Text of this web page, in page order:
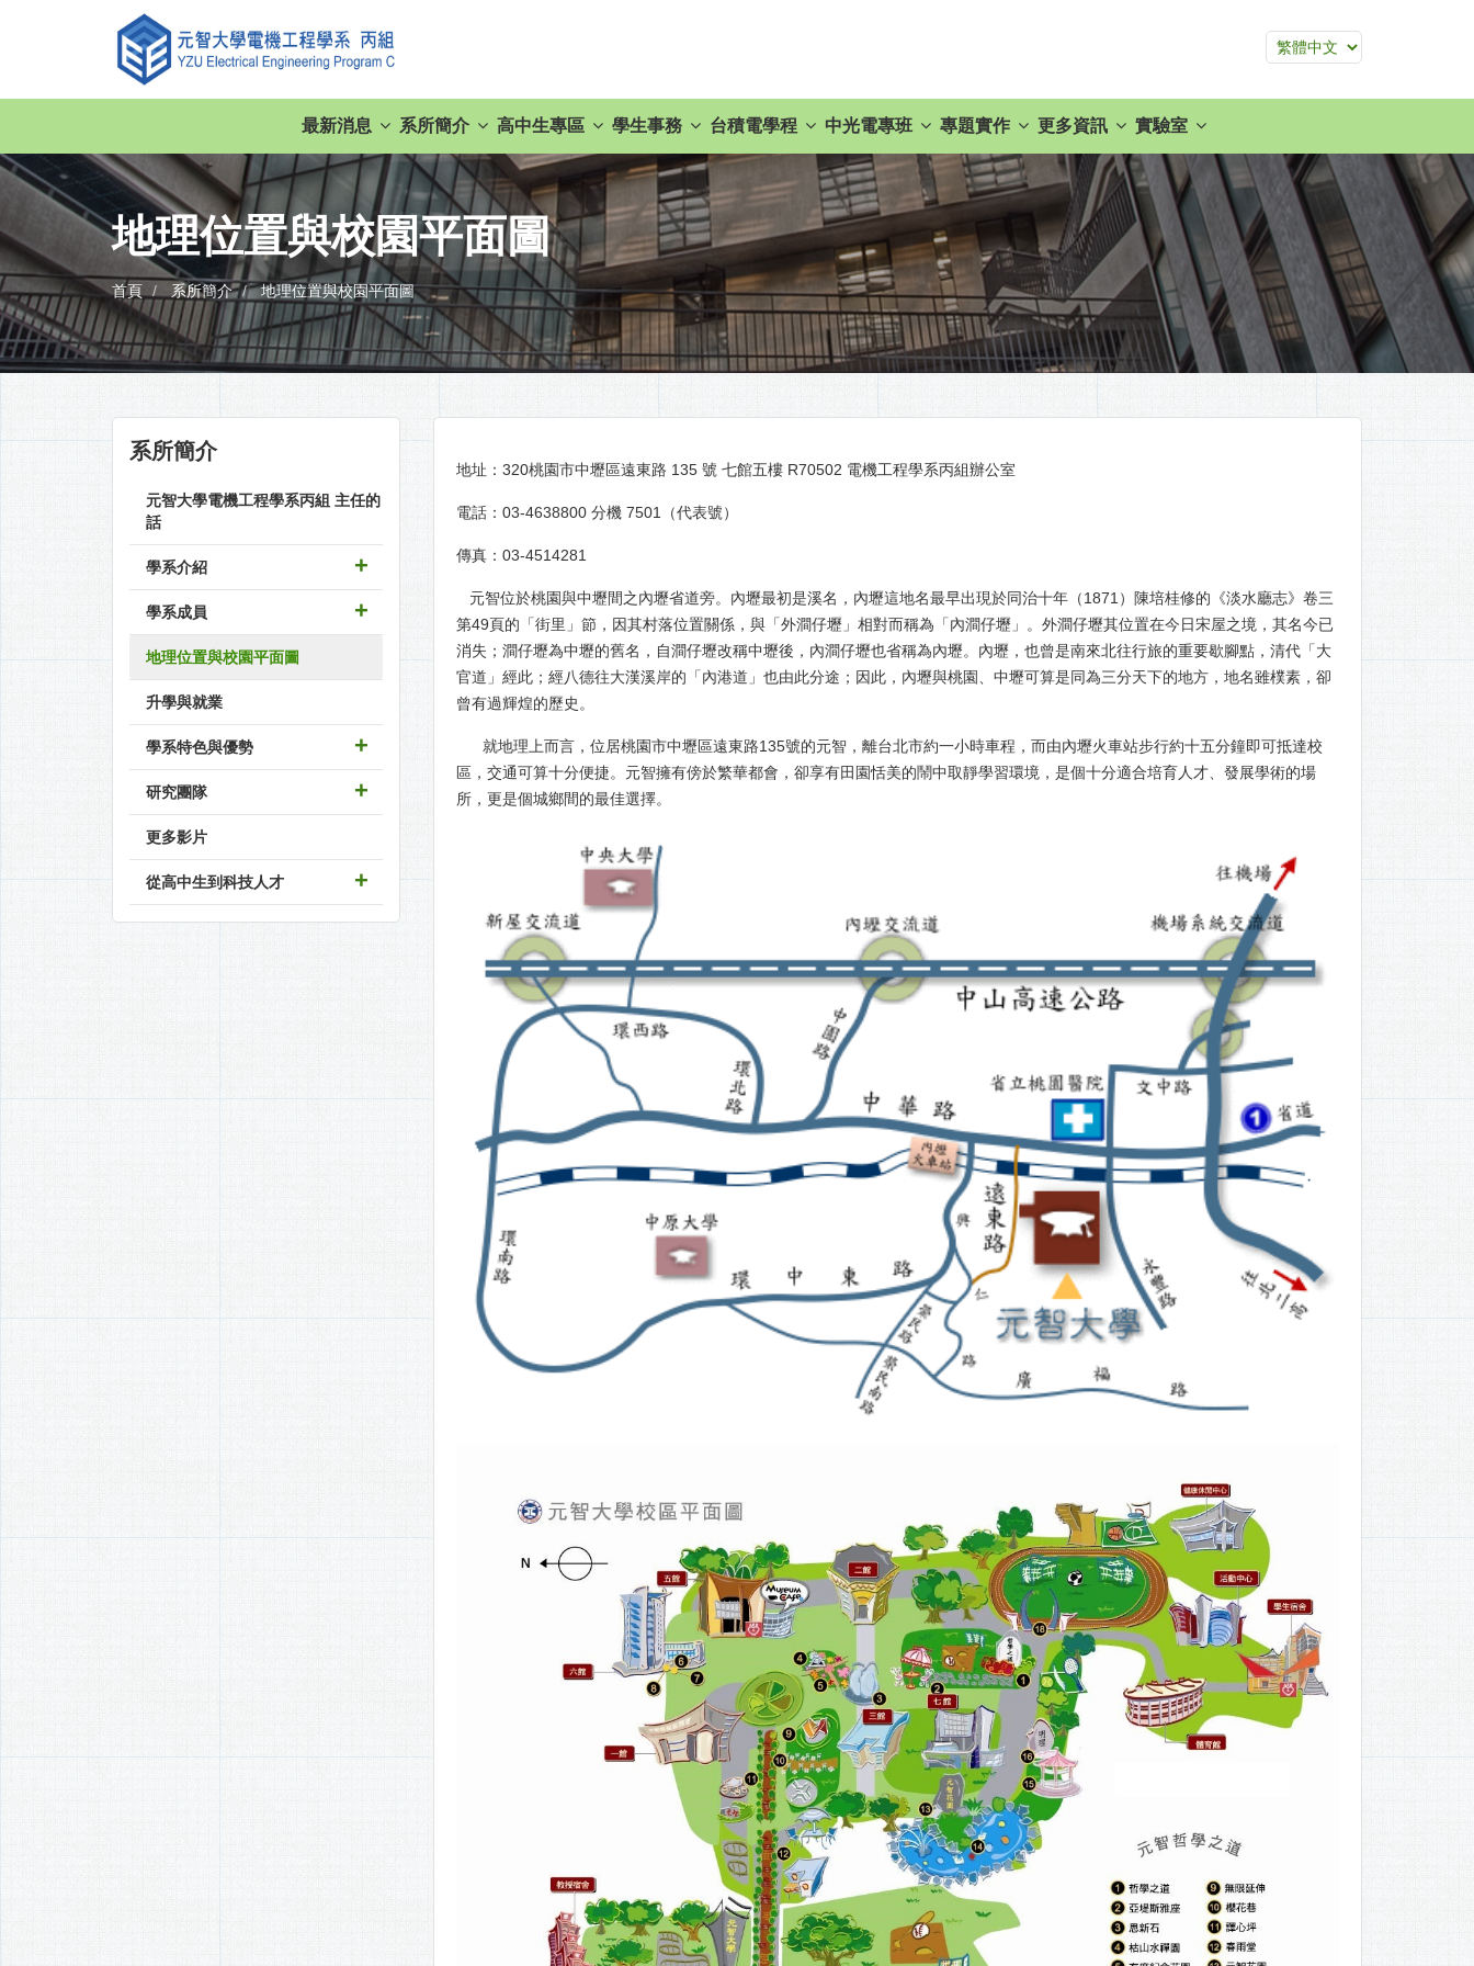
最新消息 系所簡介 高中生專區 學生事務 台積電學程 中光電專班 專題實作 更多資訊 實驗室
地理位置與校園平面圖
首頁 系所簡介 地理位置與校園平面圖
系所簡介
元智大學電機工程學系丙組 主任的
話
學系介紹
學系成員
地理位置與校園平面圖
升學與就業
學系特色與優勢
研究團隊
更多影片
從高中生到科技人才
地址：320桃園市中壢區遠東路 135 號 七館五樓 R70502 電機工程學系丙組辦公室
電話：03-4638800 分機 7501（代表號）
傳真：03-4514281
元智位於桃園與中壢間之內壢省道旁。內壢最初是溪名，內壢這地名最早出現於同治十年（1871）陳培桂修的《淡水廳志》卷三
第49頁的「街里」節，因其村落位置關係，與「外澗仔壢」相對而稱為「內澗仔壢」。外澗仔壢其位置在今日宋屋之境，其名今已
消失；澗仔壢為中壢的舊名，自澗仔壢改稱中壢後，內澗仔壢也省稱為內壢。內壢，也曾是南來北往行旅的重要歇腳點，清代「大
官道」經此；經八德往大漢溪岸的「內港道」也由此分途；因此，內壢與桃園、中壢可算是同為三分天下的地方，地名雖樸素，卻
曾有過輝煌的歷史。
就地理上而言，位居桃園市中壢區遠東路135號的元智，離台北市約一小時車程，而由內壢火車站步行約十五分鐘即可抵達校
區，交通可算十分便捷。元智擁有傍於繁華都會，卻享有田園恬美的鬧中取靜學習環境，是個十分適合培育人才、發展學術的場
所，更是個城鄉間的最佳選擇。